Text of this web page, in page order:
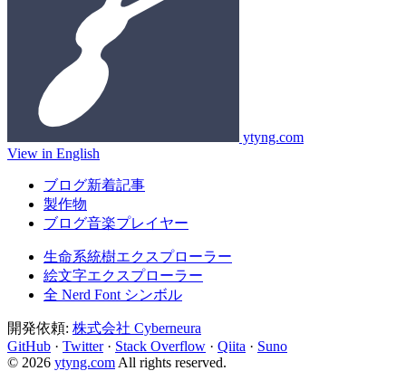
ytyng.com
View in English
ブログ新着記事
製作物
ブログ音楽プレイヤー
生命系統樹エクスプローラー
絵文字エクスプローラー
全 Nerd Font シンボル
開発依頼: 株式会社 Cyberneura
GitHub · Twitter · Stack Overflow · Qiita · Suno
© 2026 ytyng.com All rights reserved.